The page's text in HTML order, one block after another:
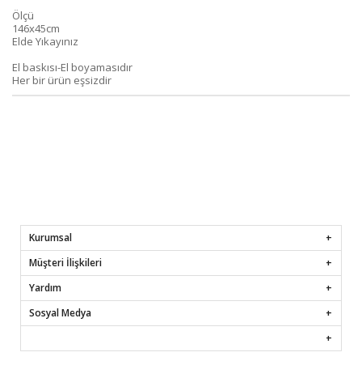
Ölçü
146x45cm
Elde Yıkayınız
El baskısı-El boyamasıdır
Her bir ürün eşsizdir
Kurumsal
Müşteri İlişkileri
Yardım
Sosyal Medya